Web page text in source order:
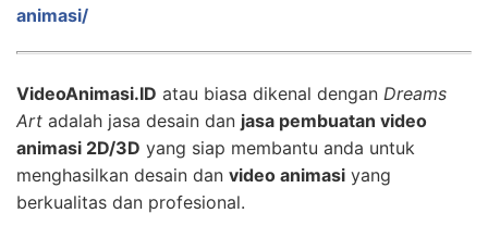
animasi/
VideoAnimasi.ID atau biasa dikenal dengan Dreams
Art adalah jasa desain dan jasa pembuatan video
animasi 2D/3D yang siap membantu anda untuk
menghasilkan desain dan video animasi yang
berkualitas dan profesional.